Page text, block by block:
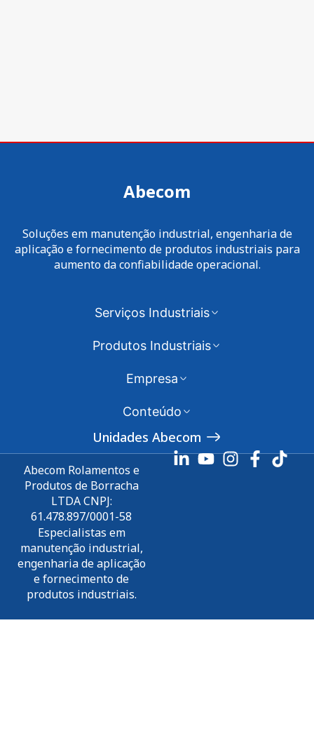
Abecom
Soluções em manutenção industrial, engenharia de
aplicação e fornecimento de produtos industriais para
aumento da confiabilidade operacional.
Serviços Industriais
Produtos Industriais
Empresa
Conteúdo
Unidades Abecom
Abecom Rolamentos e
Produtos de Borracha
LTDA CNPJ:
61.478.897/0001-58
Especialistas em
manutenção industrial,
engenharia de aplicação
e fornecimento de
produtos industriais.